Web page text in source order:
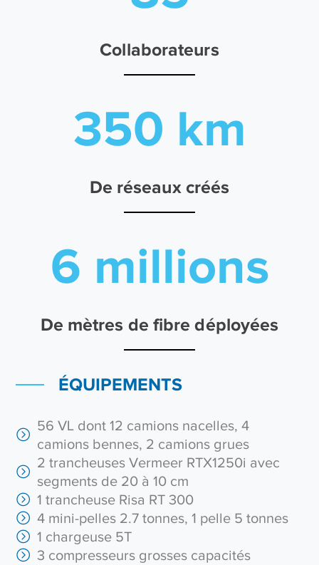
Collaborateurs
350 km
De réseaux créés
6 millions
De mètres de fibre déployées
ÉQUIPEMENTS
56 VL dont 12 camions nacelles, 4
camions bennes, 2 camions grues
2 trancheuses Vermeer RTX1250i avec
segments de 20 à 10 cm
1 trancheuse Risa RT 300
4 mini-pelles 2.7 tonnes, 1 pelle 5 tonnes
1 chargeuse 5T
3 compresseurs grosses capacités